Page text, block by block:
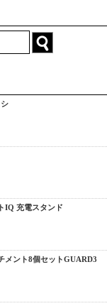
IQ 充電スタンド
メント8個セットGUARD3